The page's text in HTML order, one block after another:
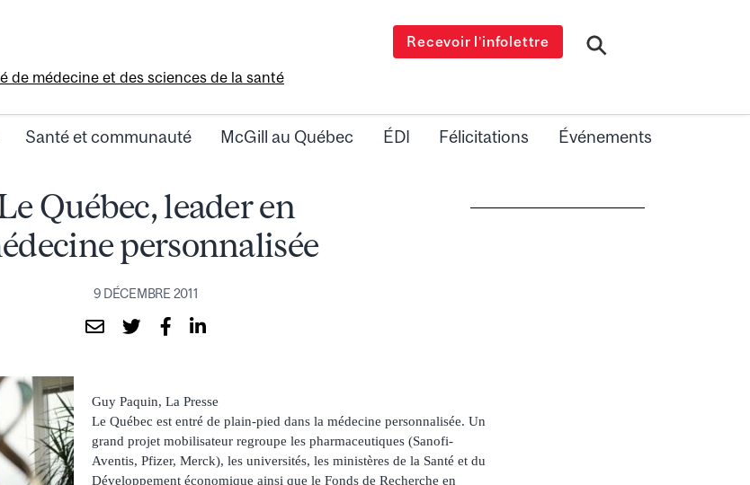
de médecine et des sciences de la santé
Recevoir l’infolettre
Santé et communauté McGill au Québec ÉDI Félicitations Événements
Québec, leader en
personnalisée
9 DÉCEMBRE 2011
Guy Paquin, La Presse
Le Québec est entré de plain-pied dans la médecine personnalisée. Un
grand projet mobilisateur regroupe les pharmaceutiques (Sanofi-
Aventis, Pfizer, Merck), les universités, les ministères de la Santé et du
Développement économique ainsi que le Fonds de Recherche en